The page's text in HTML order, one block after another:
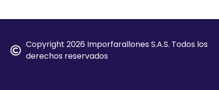
Copyright 2026 Imporfarallones S.A.S. Todos los
derechos reservados